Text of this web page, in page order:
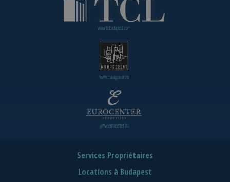
www.tclbudapest.com
www.managerent.hu
www.eurocenter.hu
Services Propriétaires
Locations à Budapest